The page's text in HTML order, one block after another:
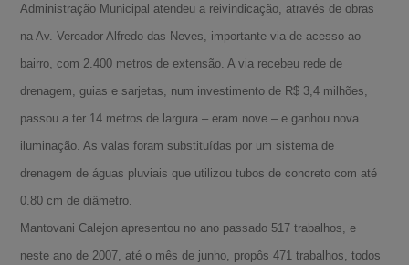
Administração Municipal atendeu a reivindicação, através de obras
na Av. Vereador Alfredo das Neves, importante via de acesso ao
bairro, com 2.400 metros de extensão. A via recebeu rede de
drenagem, guias e sarjetas, num investimento de R$ 3,4 milhões,
passou a ter 14 metros de largura – eram nove – e ganhou nova
iluminação. As valas foram substituídas por um sistema de
drenagem de águas pluviais que utilizou tubos de concreto com até
0.80 cm de diâmetro.
Mantovani Calejon apresentou no ano passado 517 trabalhos, e
neste ano de 2007, até o mês de junho, propôs 471 trabalhos, todos
A-